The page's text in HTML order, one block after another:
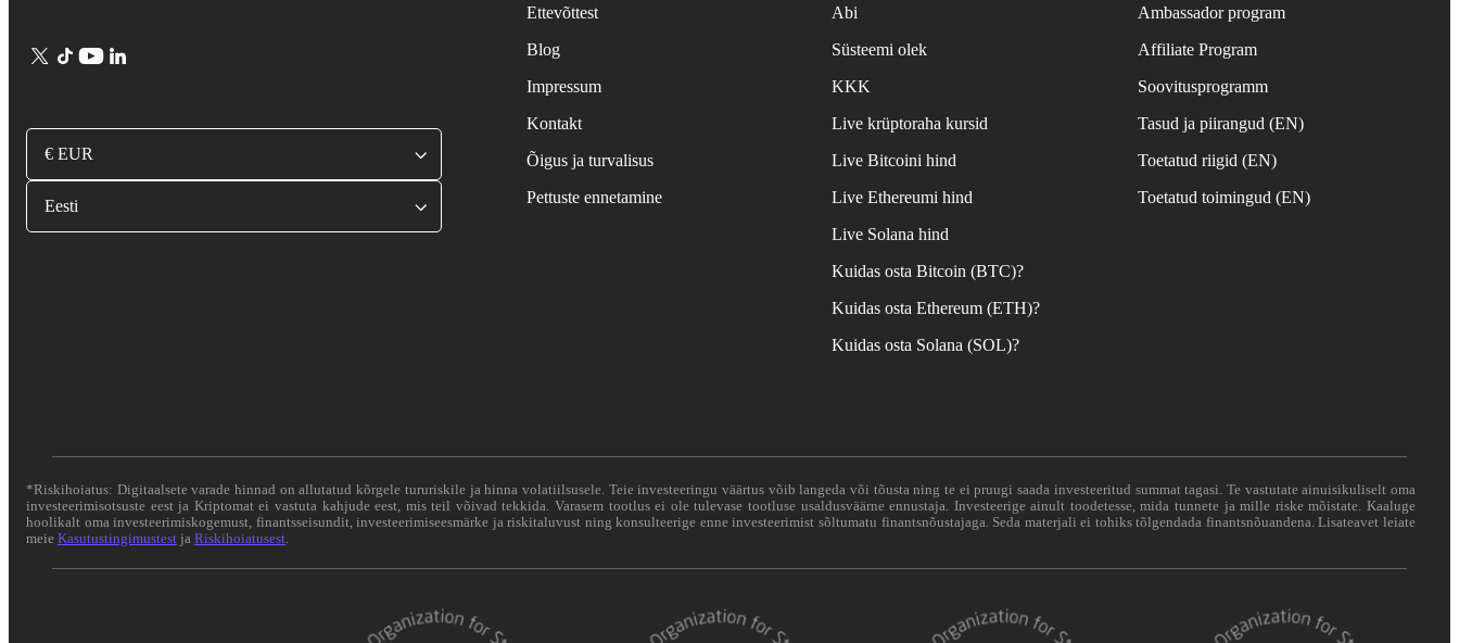
€ EUR
Eesti
Ettevõttest
Blog
Impressum
Kontakt
Õigus ja turvalisus
Pettuste ennetamine
Abi
Süsteemi olek
KKK
Live krüptoraha kursid
Live Bitcoini hind
Live Ethereumi hind
Live Solana hind
Kuidas osta Bitcoin (BTC)?
Kuidas osta Ethereum (ETH)?
Kuidas osta Solana (SOL)?
Ambassador program
Affiliate Program
Soovitusprogramm
Tasud ja piirangud (EN)
Toetatud riigid (EN)
Toetatud toimingud (EN)
*Riskihoiatus: Digitaalsete varade hinnad on allutatud kõrgele tururiskile ja hinna volatiilsusele. Teie investeeringu väärtus võib langeda või tõusta ning te ei pruugi saada investeeritud summat tagasi. Te vastutate ainuisikuliselt oma
investeerimisotsuste eest ja Kriptomat ei vastuta kahjude eest, mis teil võivad tekkida. Varasem tootlus ei ole tulevase tootluse usaldusväärne ennustaja. Investeerige ainult toodetesse, mida tunnete ja mille riske mõistate. Kaaluge
hoolikalt oma investeerimiskogemust, finantsseisundit, investeerimiseesmärke ja riskitaluvust ning konsulteerige enne investeerimist sõltumatu finantsnõustajaga. Seda materjali ei tohiks tõlgendada finantsnõuandena. Lisateavet leiate
meie Kasutustingimustest ja Riskihoiatusest